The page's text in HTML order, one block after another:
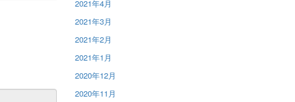
2021年4月
2021年3月
2021年2月
2021年1月
2020年12月
2020年11月